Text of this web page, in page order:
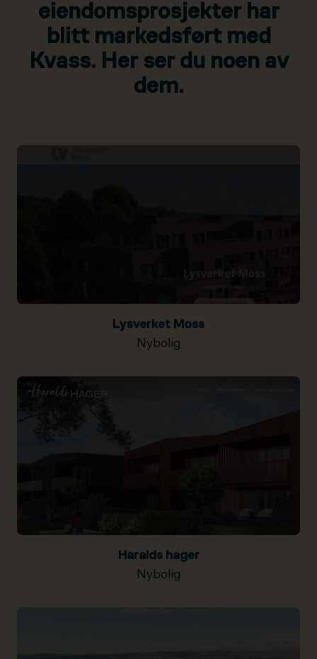
eiendomsprosjekter har
blitt markedsført med
Kvass. Her ser du noen av
dem.
Lysverket Moss
Nybolig
Haralds hager
Nybolig